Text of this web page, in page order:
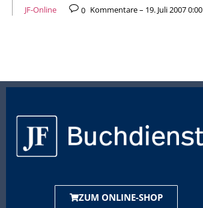
JF-Online 0 Kommentare – 19. Juli 2007 0:00
ZUM ONLINE-SHOP